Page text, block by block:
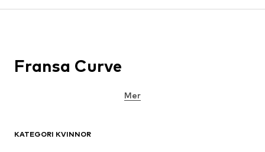
KATEGORI KVINNOR
Fransa Curve
Mer